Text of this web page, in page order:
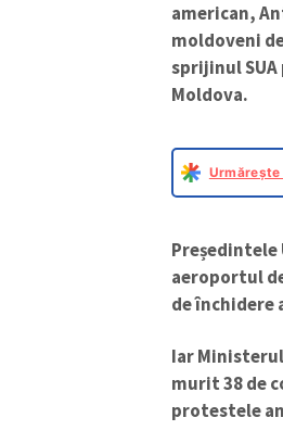
american,
moldoveni
sprijinul
Moldova.
Urmărește
Președintele
aeroportul
de închidere
Iar
murit 38 de
protestele